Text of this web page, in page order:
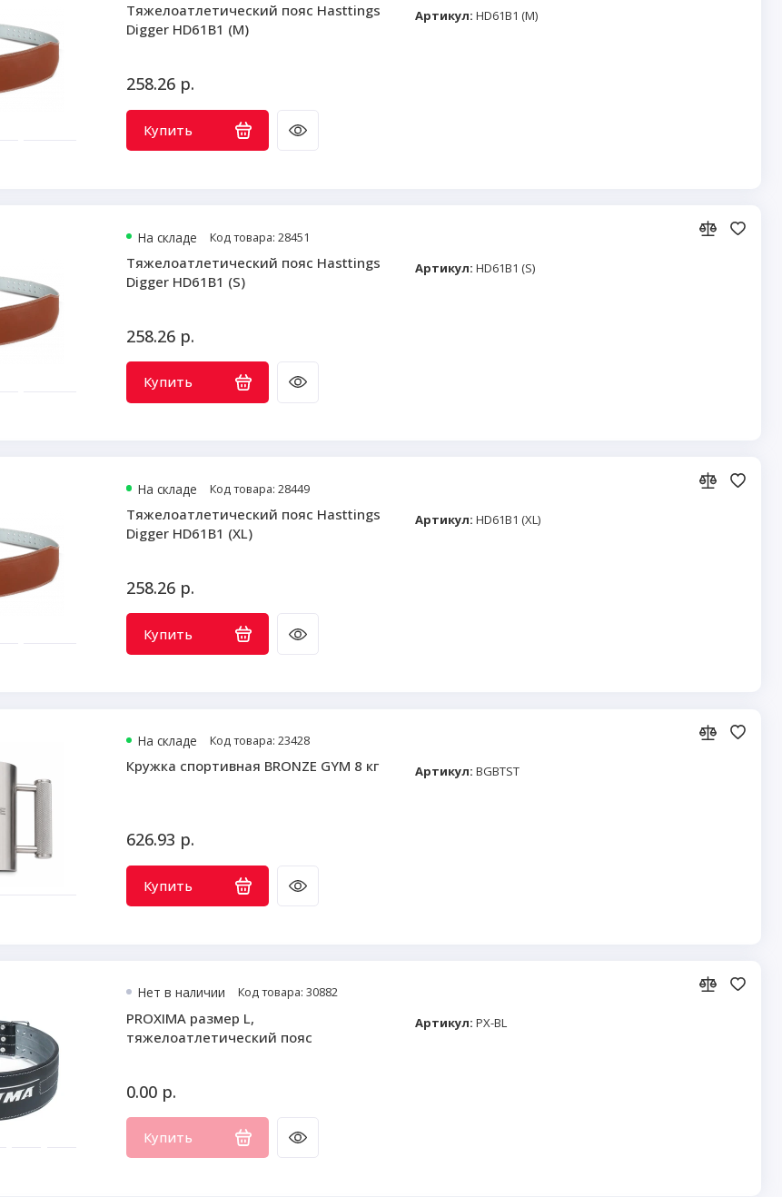
Тяжелоатлетический пояс Hasttings
Digger HD61B1 (M)
258.26 р.
Купить
Артикул: HD61B1 (M)
На складе Код товара: 28451
Тяжелоатлетический пояс Hasttings
Digger HD61B1 (S)
258.26 р.
Купить
Артикул: HD61B1 (S)
На складе Код товара: 28449
Тяжелоатлетический пояс Hasttings
Digger HD61B1 (XL)
258.26 р.
Купить
Артикул: HD61B1 (XL)
На складе Код товара: 23428
Кружка спортивная BRONZE GYM 8 кг
626.93 р.
Купить
Артикул: BGBTST
Нет в наличии Код товара: 30882
PROXIMA размер L,
тяжелоатлетический пояс
0.00 р.
Купить
Артикул: PX-BL